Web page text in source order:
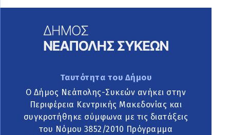
Ταυτότητα του Δήμου
Ο Δήμος Νεάπολης-Συκεών ανήκει στην
Περιφέρεια Κεντρικής Μακεδονίας και
συγκροτήθηκε σύμφωνα με τις διατάξεις
του Νόμου 3852/2010 Πρόγραμμα